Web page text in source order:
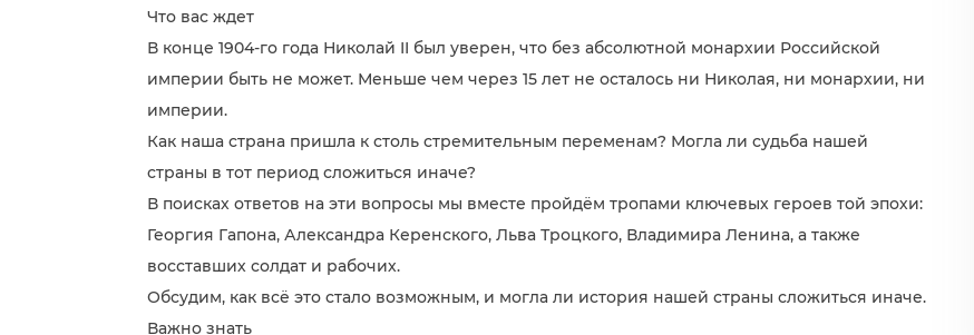
Что вас ждет
В конце 1904-го года Николай II был уверен, что без абсолютной монархии Российской
империи быть не может. Меньше чем через 15 лет не осталось ни Николая, ни монархии, ни
империи.
Как наша страна пришла к столь стремительным переменам? Могла ли судьба нашей
страны в тот период сложиться иначе?
В поисках ответов на эти вопросы мы вместе пройдём тропами ключевых героев той эпохи:
Георгия Гапона, Александра Керенского, Льва Троцкого, Владимира Ленина, а также
восставших солдат и рабочих.
Обсудим, как всё это стало возможным, и могла ли история нашей страны сложиться иначе.
Важно знать